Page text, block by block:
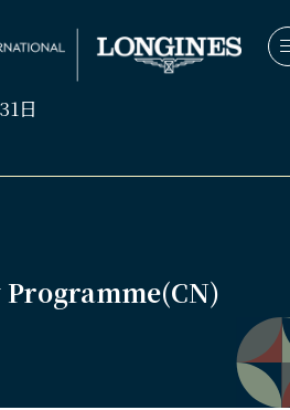
日
Programme(CN)